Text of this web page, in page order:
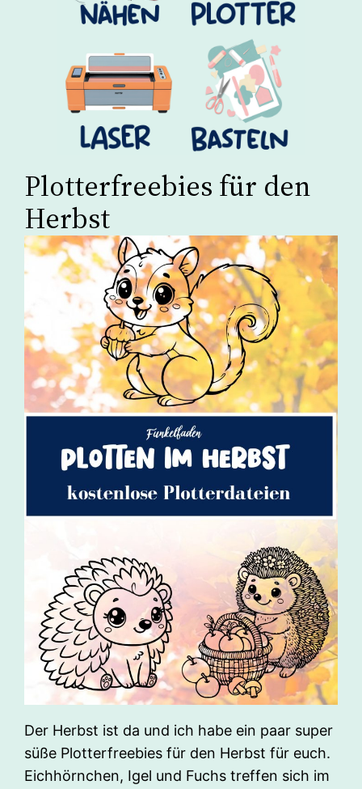
Plotterfreebies für den
Herbst
Der Herbst ist da und ich habe ein paar super
süße Plotterfreebies für den Herbst für euch.
Eichhörnchen, Igel und Fuchs treffen sich im